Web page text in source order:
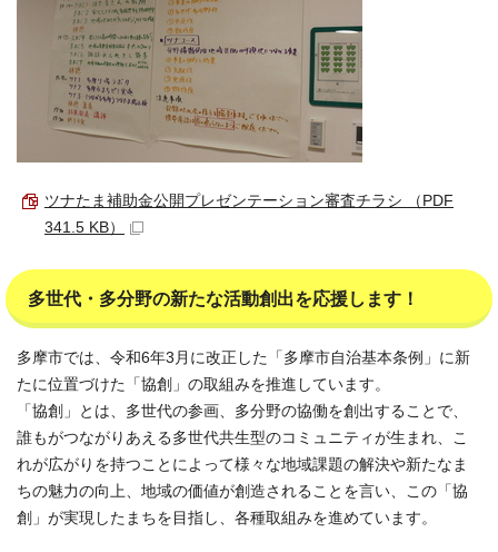
ツナたま補助金公開プレゼンテーション審査チラシ （PDF
341.5 KB）
多世代・多分野の新たな活動創出を応援します！
多摩市では、令和6年3月に改正した「多摩市自治基本条例」に新
たに位置づけた「協創」の取組みを推進しています。
「協創」とは、多世代の参画、多分野の協働を創出することで、
誰もがつながりあえる多世代共生型のコミュニティが生まれ、こ
れが広がりを持つことによって様々な地域課題の解決や新たなま
ちの魅力の向上、地域の価値が創造されることを言い、この「協
創」が実現したまちを目指し、各種取組みを進めています。